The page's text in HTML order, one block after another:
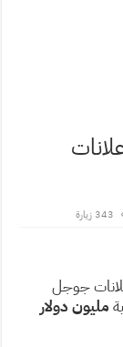
343 زيارة
جوجل
مليون دولار